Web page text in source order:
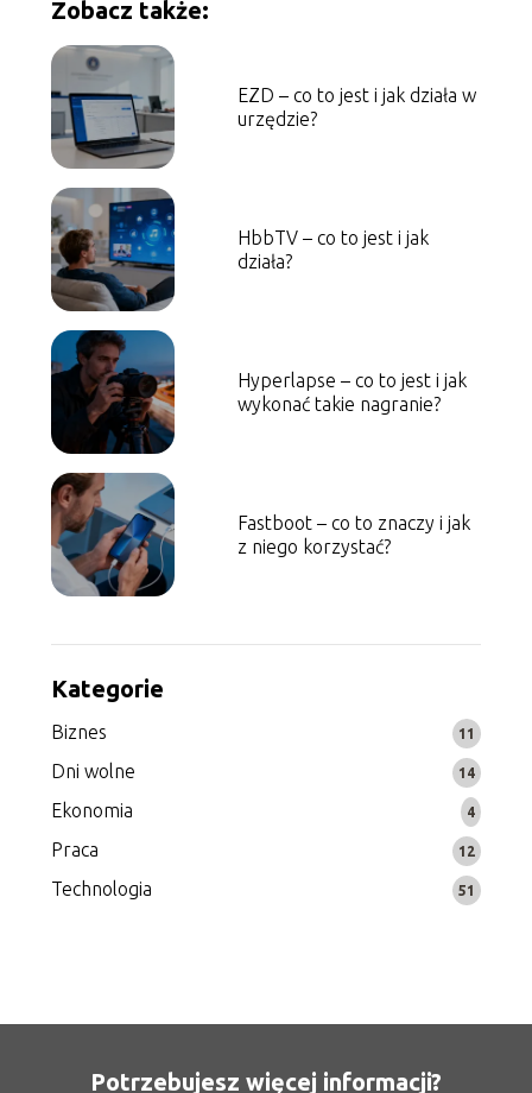
Zobacz także:
EZD – co to jest i jak działa w
urzędzie?
HbbTV – co to jest i jak
działa?
Hyperlapse – co to jest i jak
wykonać takie nagranie?
Fastboot – co to znaczy i jak
z niego korzystać?
Kategorie
Biznes 11
Dni wolne 14
Ekonomia 4
Praca 12
Technologia 51
Potrzebujesz więcej informacji?